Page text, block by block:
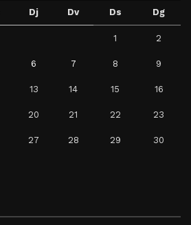
Dj Dv Ds Dg
1 2
6 7 8 9
13 14 15 16
20 21 22 23
27 28 29 30